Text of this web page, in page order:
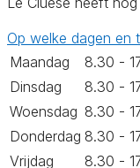
Op welke dagen en
Maandag
8.30 -
Dinsdag
8.30 -
Woensdag 8.30 -
Donderdag 8.30 -
Vrijdag
8.30 -